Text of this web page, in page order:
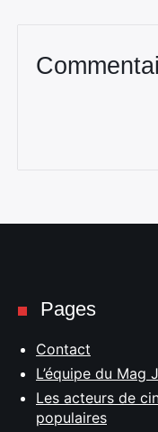
Pages
Contact
L’équipe du Mag
Les acteurs de
populaires